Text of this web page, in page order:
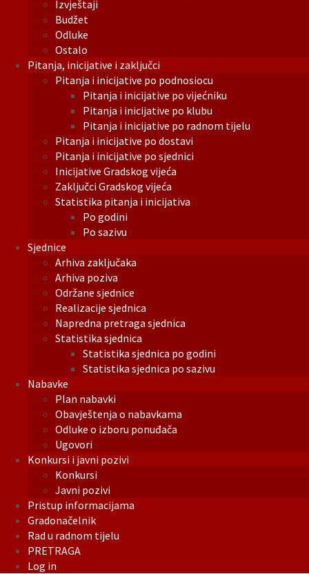
Izvještaji
Budžet
Odluke
Ostalo
Pitanja, inicijative i zaključci
Pitanja i inicijative po podnosiocu
Pitanja i inicijative po vijećniku
Pitanja i inicijative po klubu
Pitanja i inicijative po radnom tijelu
Pitanja i inicijative po dostavi
Pitanja i inicijative po sjednici
Inicijative Gradskog vijeća
Zaključci Gradskog vijeća
Statistika pitanja i inicijativa
Po godini
Po sazivu
Sjednice
Arhiva zaključaka
Arhiva poziva
Održane sjednice
Realizacije sjednica
Napredna pretraga sjednica
Statistika sjednica
Statistika sjednica po godini
Statistika sjednica po sazivu
Nabavke
Plan nabavki
Obavještenja o nabavkama
Odluke o izboru ponuđača
Ugovori
Konkursi i javni pozivi
Konkursi
Javni pozivi
Pristup informacijama
Gradonačelnik
Rad u radnom tijelu
PRETRAGA
Log in